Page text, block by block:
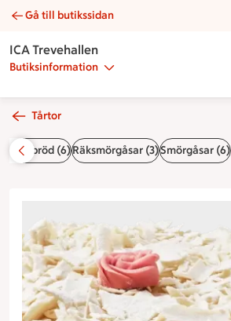
Snövit | Catering ICA Trevehallen
Gå till butikssidan
ICA Trevehallen
Butiksinformation
Tårtor
(6)Räksmörgåsar (3)Smörgåsar (6)